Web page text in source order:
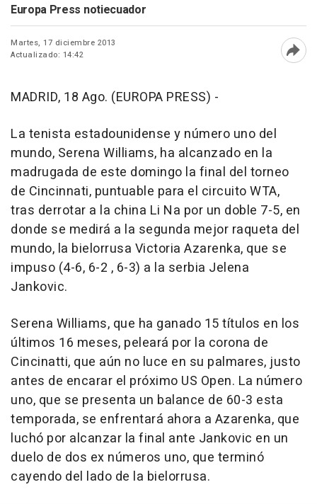
Europa Press notiecuador
Martes, 17 diciembre 2013
Actualizado: 14:42
MADRID, 18 Ago. (EUROPA PRESS) -
La tenista estadounidense y número uno del
mundo, Serena Williams, ha alcanzado en la
madrugada de este domingo la final del torneo
de Cincinnati, puntuable para el circuito WTA,
tras derrotar a la china Li Na por un doble 7-5, en
donde se medirá a la segunda mejor raqueta del
mundo, la bielorrusa Victoria Azarenka, que se
impuso (4-6, 6-2 , 6-3) a la serbia Jelena
Jankovic.
Serena Williams, que ha ganado 15 títulos en los
últimos 16 meses, peleará por la corona de
Cincinatti, que aún no luce en su palmares, justo
antes de encarar el próximo US Open. La número
uno, que se presenta un balance de 60-3 esta
temporada, se enfrentará ahora a Azarenka, que
luchó por alcanzar la final ante Jankovic en un
duelo de dos ex números uno, que terminó
cayendo del lado de la bielorrusa.